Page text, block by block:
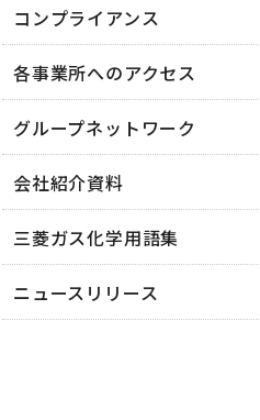
コンプライアンス
各事業所へのアクセス
グループネットワーク
会社紹介資料
三菱ガス化学用語集
ニュースリリース